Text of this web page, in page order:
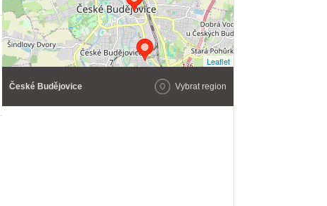
Leaflet
České Budějovice Vybrat region